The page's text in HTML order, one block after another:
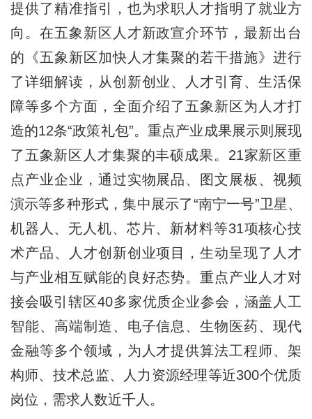
提供了精准指引，也为求职人才指明了就业方
向。 在五象新区人才新政宣介环节，最新出台
的《五象新区加快人才集聚的若干措施》进行
了详细解读，从创新创业、人才引育、生活保
障等多个方面，全面介绍了五象新区为人才打
造的12条“政策礼包”。重点产业成果展示则展现
了五象新区人才集聚的丰硕成果。21家新区重
点产业企业，通过实物展品、图文展板、视频
演示等多种形式，集中展示了“南宁一号”卫星、
机器人、无人机、芯片、新材料等31项核心技
术产品、人才创新创业项目，生动呈现了人才
与产业相互赋能的良好态势。重点产业人才对
接会吸引辖区40多家优质企业参会，涵盖人工
智能、高端制造、电子信息、生物医药、现代
金融等多个领域，为人才提供算法工程师、架
构师、技术总监、人力资源经理等近300个优质
岗位，需求人数近千人。